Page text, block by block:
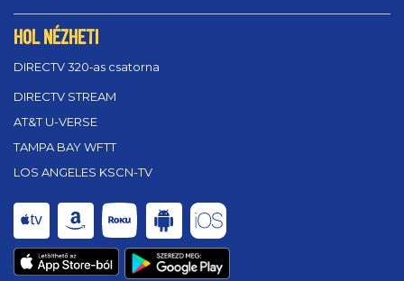
HOL NÉZHETI
DIRECTV 320‑as csatorna
DIRECTV STREAM
AT&T U-VERSE
TAMPA BAY WFTT
LOS ANGELES KSCN-TV